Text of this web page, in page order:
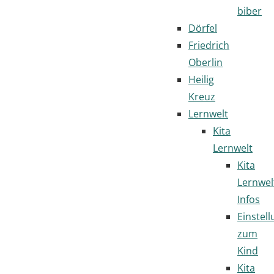
biber
Dörfel
Friedrich
Oberlin
Heilig
Kreuz
Lernwelt
Kita
Lernwelt
Kita
Infos
zum
Kind
Kita